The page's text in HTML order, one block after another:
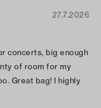
27.7.2026
concerts, big enough
of room for my
Great bag! I highly
likely purchase a